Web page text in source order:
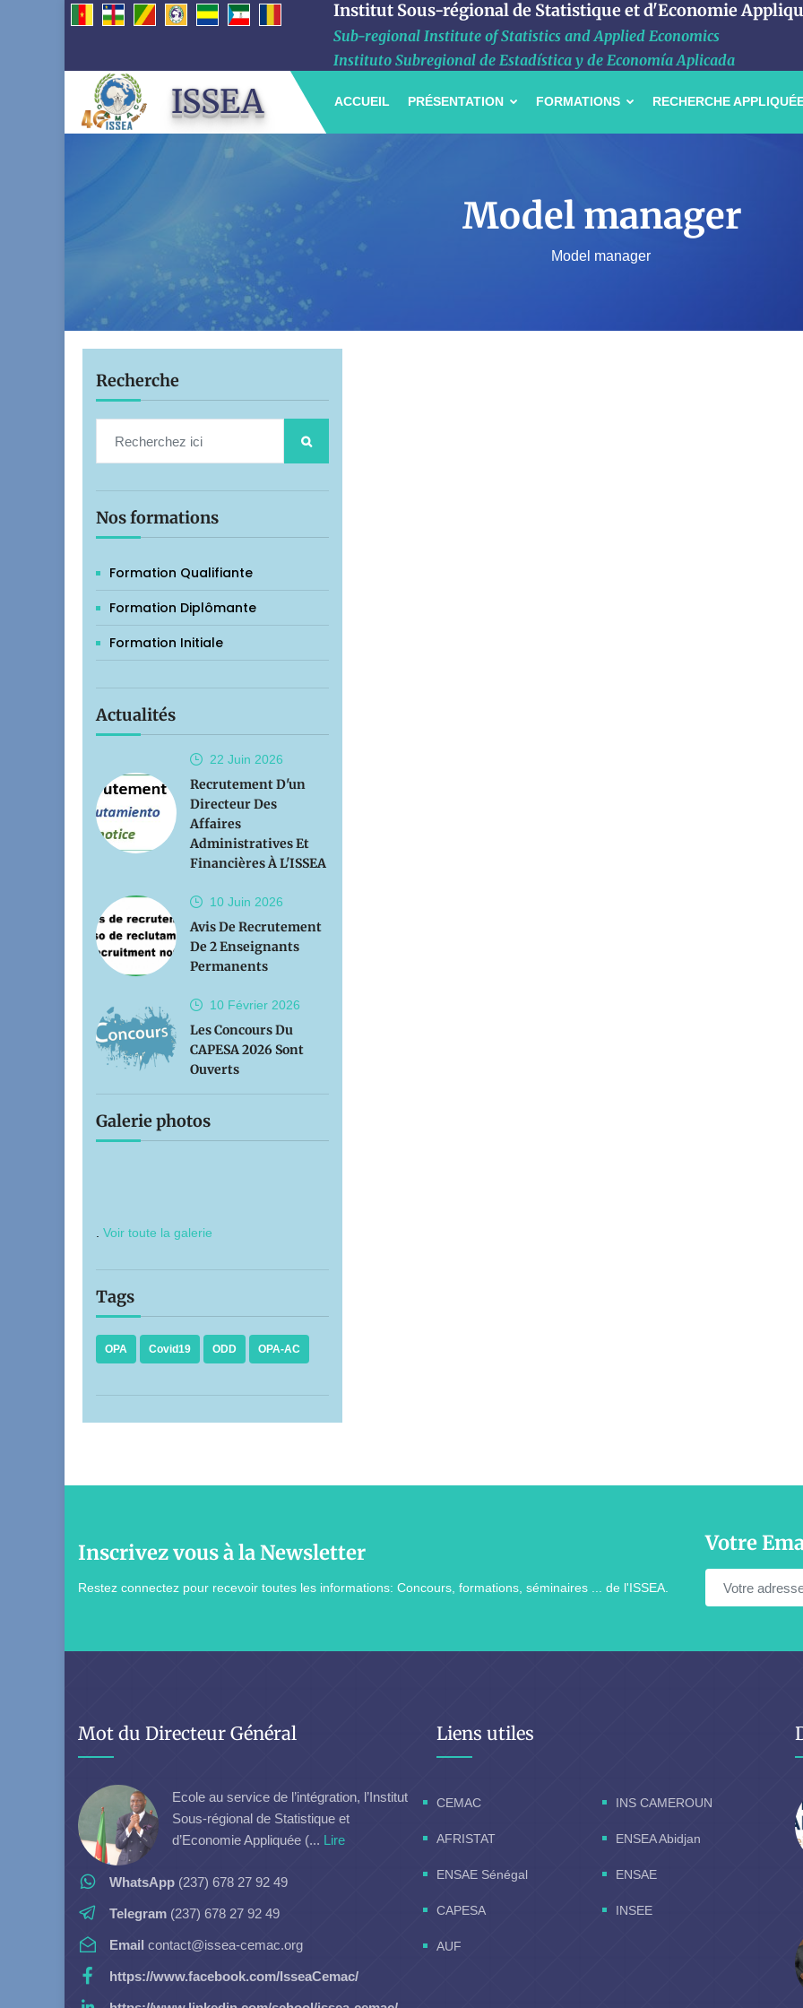
Institut Sous-régional de Statistique et d'Economie
Sub-regional Institute of Statistics and Applied Economics
Instituto Subregional de Estadística y de Economía Aplicada
ISSEA ACCUEIL PRÉSENTATION FORMATIONS RECHERCHE
Model manager
Model manager
Recherche
Nos formations
Formation Qualifiante
Formation Diplômante
Formation Initiale
Actualités
22 Juin 2026
Recrutement D'un
Directeur Des
Affaires
Administratives Et
Financières À L'ISSEA
10 Juin 2026
Avis De Recrutement
De 2 Enseignants
Permanents
10 Février 2026
Les Concours Du
CAPESA 2026 Sont
Ouverts
Galerie photos
Voir toute la galerie
Tags
OPA Covid19 ODD OPA-AC
Inscrivez vous à la Newsletter
Restez connectez pour recevoir toutes les informations: Concours, formations, séminaires ... de l'ISSEA.
Votre
Mot du Directeur Général
Ecole au service de l’intégration, l’Institut
Sous-régional de Statistique et
d’Economie Appliquée (... Lire
WhatsApp (237) 678 27 92 49
Telegram (237) 678 27 92 49
Email contact@issea-cemac.org
https://www.facebook.com/IsseaCemac/
Liens utiles
CEMAC INS CAMEROUN
AFRISTAT ENSEA Abidjan
ENSAE Sénégal ENSAE
CAPESA INSEE
AUF